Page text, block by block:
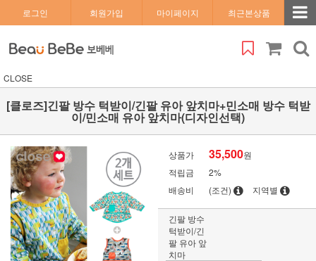
로그인 회원가입 마이페이지 최근본상품
CLOSE
[클로즈]긴팔 방수 턱받이/긴팔 유아 앞치마+민소매 방수 턱받
이/민소매 유아 앞치마(디자인선택)
상품가 35,500원
적립금
2%
배송비
(조건) 지역별
긴팔 방수
턱받이/긴
팔 유아 앞
치마